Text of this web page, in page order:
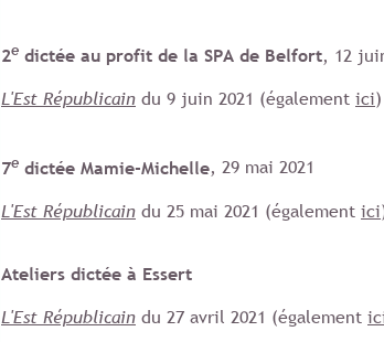
2e dictée au profit de la SPA de Belfort, 12
L'Est Républicain du 9 juin 2021 (également ici)
7e dictée Mamie-Michelle, 29 mai 2021
L'Est Républicain du 25 mai 2021 (également ici
Ateliers dictée à Essert
L'Est Républicain du 27 avril 2021 (également